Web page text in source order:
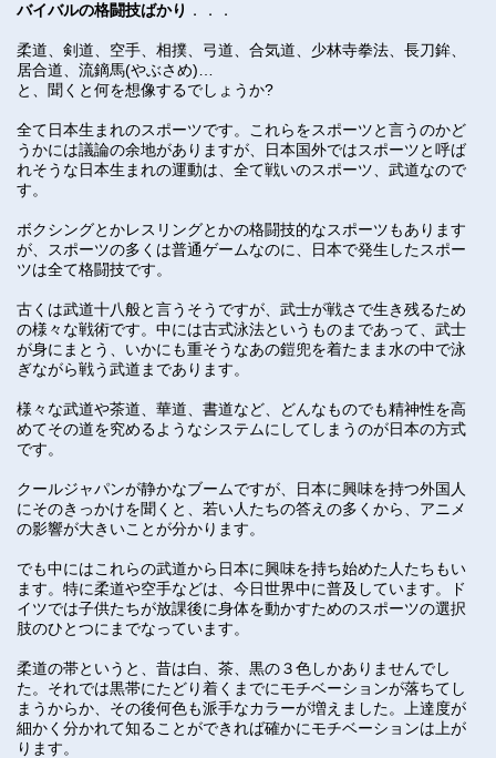
バイバルの格闘技ばかり ．．．
柔道、剣道、空手、相撲、弓道、合気道、少林寺拳法、長刀鉾、
居合道、流鏑馬(やぶさめ)…
と、聞くと何を想像するでしょうか?
全て日本生まれのスポーツです。これらをスポーツと言うのかど
うかには議論の余地がありますが、日本国外ではスポーツと呼ば
れそうな日本生まれの運動は、全て戦いのスポーツ、武道なので
す。
ボクシングとかレスリングとかの格闘技的なスポーツもあります
が、スポーツの多くは普通ゲームなのに、日本で発生したスポー
ツは全て格闘技です。
古くは武道十八般と言うそうですが、武士が戦さで生き残るため
の様々な戦術です。中には古式泳法というものまであって、武士
が身にまとう、いかにも重そうなあの鎧兜を着たまま水の中で泳
ぎながら戦う武道まであります。
様々な武道や茶道、華道、書道など、どんなものでも精神性を高
めてその道を究めるようなシステムにしてしまうのが日本の方式
です。
クールジャパンが静かなブームですが、日本に興味を持つ外国人
にそのきっかけを聞くと、若い人たちの答えの多くから、アニメ
の影響が大きいことが分かります。
でも中にはこれらの武道から日本に興味を持ち始めた人たちもい
ます。特に柔道や空手などは、今日世界中に普及しています。ド
イツでは子供たちが放課後に身体を動かすためのスポーツの選択
肢のひとつにまでなっています。
柔道の帯というと、昔は白、茶、黒の３色しかありませんでし
た。それでは黒帯にたどり着くまでにモチベーションが落ちてし
まうからか、その後何色も派手なカラーが増えました。上達度が
細かく分かれて知ることができれば確かにモチベーションは上が
ります。